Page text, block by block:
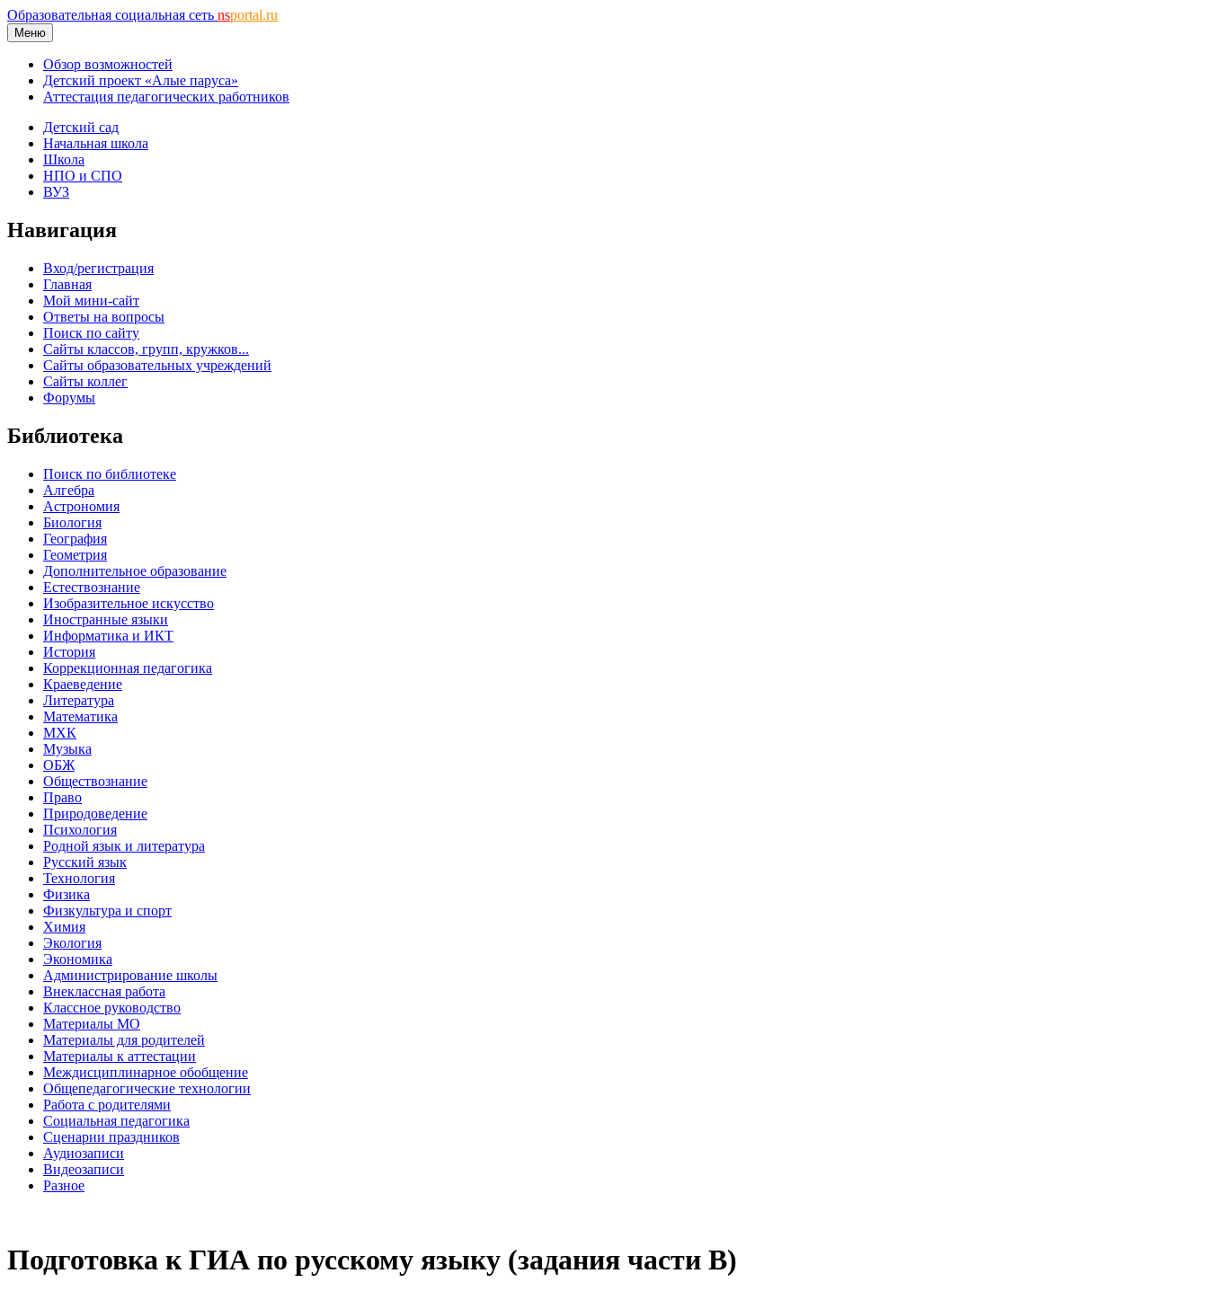
Образовательная социальная сеть nsportal.ru
Меню
Обзор возможностей
Детский проект «Алые паруса»
Аттестация педагогических работников
Детский сад
Начальная школа
Школа
НПО и СПО
ВУЗ
Навигация
Вход/регистрация
Главная
Мой мини-сайт
Ответы на вопросы
Поиск по сайту
Сайты классов, групп, кружков...
Сайты образовательных учреждений
Сайты коллег
Форумы
Библиотека
Поиск по библиотеке
Алгебра
Астрономия
Биология
География
Геометрия
Дополнительное образование
Естествознание
Изобразительное искусство
Иностранные языки
Информатика и ИКТ
История
Коррекционная педагогика
Краеведение
Литература
Математика
МХК
Музыка
ОБЖ
Обществознание
Право
Природоведение
Психология
Родной язык и литература
Русский язык
Технология
Физика
Физкультура и спорт
Химия
Экология
Экономика
Администрирование школы
Внеклассная работа
Классное руководство
Материалы МО
Материалы для родителей
Материалы к аттестации
Междисциплинарное обобщение
Общепедагогические технологии
Работа с родителями
Социальная педагогика
Сценарии праздников
Аудиозаписи
Видеозаписи
Разное
Подготовка к ГИА по русскому языку (задания части В)